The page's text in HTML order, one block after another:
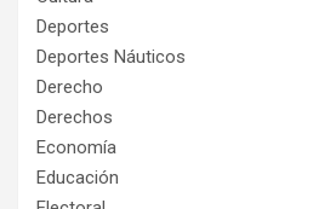
Deportes
Deportes Náuticos
Derecho
Derechos
Economía
Educación